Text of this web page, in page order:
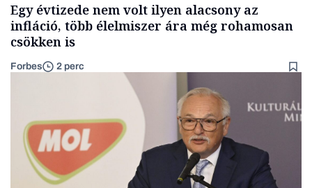
Egy évtizede nem volt ilyen alacsony az
infláció, több élelmiszer ára még rohamosan
csökken is
Forbes 2 perc